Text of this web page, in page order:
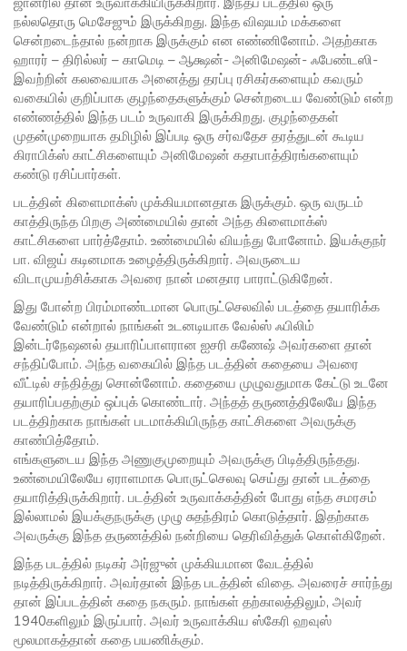
நல்லதொரு மெசேஜும் இருக்கிறது. இந்த விஷயம் மக்களை
சென்றடைந்தால் நன்றாக இருக்கும் என எண்ணினோம். அதற்காக
ஹாரர் – திரில்லர் – காமெடி – ஆக்ஷன்- அனிமேஷன்- ஃபேண்டஸி-
இவற்றின் கலவையாக அனைத்து தரப்பு ரசிகர்களையும் கவரும்
வகையில் குறிப்பாக குழந்தைகளுக்கும் சென்றடைய வேண்டும் என்ற
எண்ணத்தில் இந்த படம் உருவாகி இருக்கிறது. குழந்தைகள்
முதன்முறையாக தமிழில் இப்படி ஒரு சர்வதேச தரத்துடன் கூடிய
கிராபிக்ஸ் காட்சிகளையும் அனிமேஷன் கதாபாத்திரங்களையும்
கண்டு ரசிப்பார்கள்.
படத்தின் கிளைமாக்ஸ் முக்கியமானதாக இருக்கும். ஒரு வருடம்
காத்திருந்த பிறகு அண்மையில் தான் அந்த கிளைமாக்ஸ்
காட்சிகளை பார்த்தோம். உண்மையில் வியந்து போனோம். இயக்குநர்
பா. விஜய் கடினமாக உழைத்திருக்கிறார். அவருடைய
விடாமுயற்சிக்காக அவரை நான் மனதார பாராட்டுகிறேன்.
இது போன்ற பிரம்மாண்டமான பொருட்செலவில் படத்தை தயாரிக்க
வேண்டும் என்றால் நாங்கள் உடனடியாக வேல்ஸ் ஃபிலிம்
இன்டர்நேஷனல் தயாரிப்பாளரான ஐசரி கணேஷ் அவர்களை தான்
சந்திப்போம். அந்த வகையில் இந்த படத்தின் கதையை அவரை
வீட்டில் சந்தித்து சொன்னோம். கதையை முழுவதுமாக கேட்டு உடனே
தயாரிப்பதற்கும் ஒப்புக் கொண்டார். அந்தத் தருணத்திலேயே இந்த
படத்திற்காக நாங்கள் படமாக்கியிருந்த காட்சிகளை அவருக்கு
காண்பித்தோம்.
எங்களுடைய இந்த அணுகுமுறையும் அவருக்கு பிடித்திருந்தது.
உண்மையிலேயே ஏராளமாக பொருட்செலவு செய்து தான் படத்தை
தயாரித்திருக்கிறார். படத்தின் உருவாக்கத்தின் போது எந்த சமரசம்
இல்லாமல் இயக்குநருக்கு முழு சுதந்திரம் கொடுத்தார். இதற்காக
அவருக்கு இந்த தருணத்தில் நன்றியை தெரிவித்துக் கொள்கிறேன்.
இந்த படத்தில் நடிகர் அர்ஜுன் முக்கியமான வேடத்தில்
நடித்திருக்கிறார். அவர்தான் இந்த படத்தின் விதை. அவரைச் சார்ந்து
தான் இப்படத்தின் கதை நகரும். நாங்கள் தற்காலத்திலும், அவர்
1940களிலும் இருப்பார். அவர் உருவாக்கிய ஸ்கேரி ஹவுஸ்
மூலமாகத்தான் கதை பயணிக்கும்.